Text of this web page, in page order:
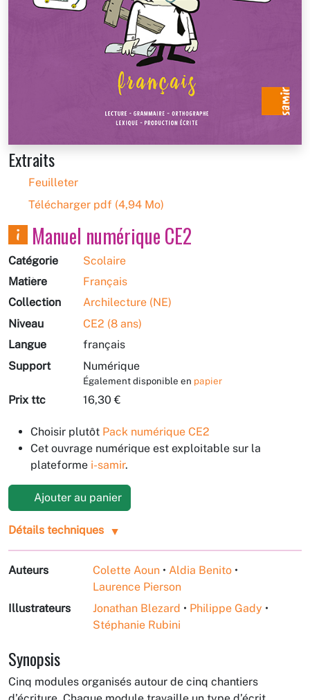
Extraits
Feuilleter
Télécharger pdf (4,94 Mo)
Manuel numérique CE2
Catégorie
Scolaire
Matière
Français
Collection
Archilecture (NE)
Niveau
CE2 (8 ans)
Langue
français
Support
Numérique
Également disponible en papier
Prix ttc 16,30 €
Choisir plutôt Pack numérique CE2
Cet ouvrage numérique est exploitable sur la
plateforme i-samir.
Ajouter au panier
Détails techniques
Auteurs Colette Aoun • Aldia Benito •
Laurence Pierson
Illustrateurs
Jonathan Blezard • Philippe Gady •
Stéphanie Rubini
Synopsis
Cinq modules organisés autour de cinq chantiers